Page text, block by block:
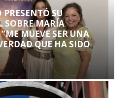
SU
SOBRE MARÍA
MUEVE SER UNA
QUE HA SIDO